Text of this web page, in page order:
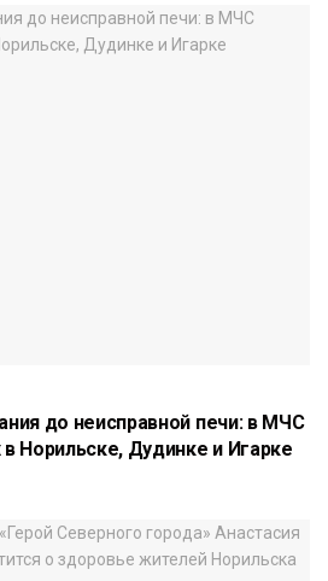
до неисправной печи: в МЧС
Норильске, Дудинке и Игарке